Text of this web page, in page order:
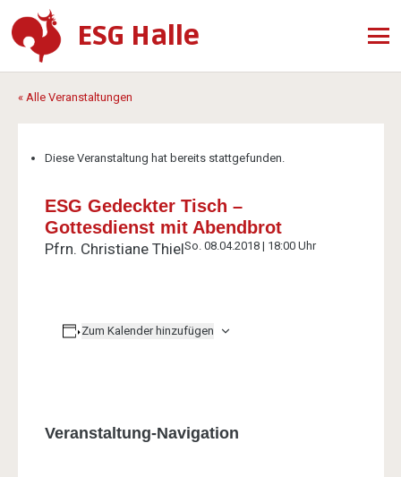
ESG Halle
« Alle Veranstaltungen
Diese Veranstaltung hat bereits stattgefunden.
ESG Gedeckter Tisch –
Gottesdienst mit Abendbrot
Pfrn. Christiane ThielSo. 08.04.2018 | 18:00 Uhr
Zum Kalender hinzufügen
Veranstaltung-Navigation